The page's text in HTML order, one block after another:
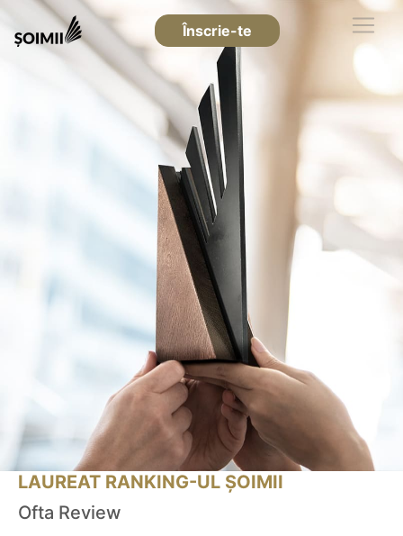
Înscrie-te
LAUREAT RANKING-UL ȘOIMII
Ofta Review